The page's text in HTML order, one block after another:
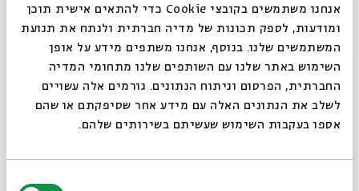
אנחנו משתמשים בקובצי Cookie כדי להתאים אישית תוכן
ומודעות, לספק תכונות של מדיה חברתית ולנתח את תנועת
המשתמשים שלנו. בנוסף, אנחנו משתפים מידע על אופן
השימוש באתר שלנו עם השותפים שלנו מתחומי המדיה
החברתית, הפרסום וניתוח הנתונים. גורמים אלה עשויים
לשלב את הנתונים האלה עם מידע אחר שסיפקתם או שהם
אספו בעקבות השימוש שעשיתם בשירותים שלהם.
תגיות: שירה קדימונים ירושליים משורר זוגיות אמנות ישראלית מלחמות
סגור